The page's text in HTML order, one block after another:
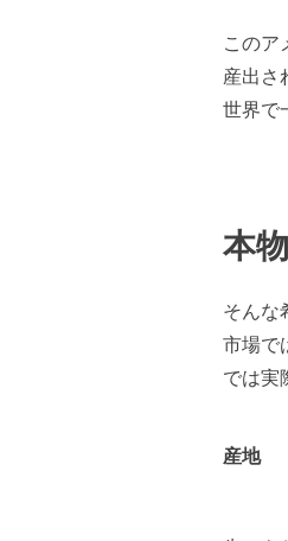
このア
産出さ
世界で
本
そんな
市場で
では実
産地